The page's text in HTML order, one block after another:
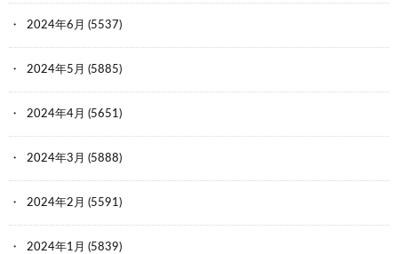
2024年6月 (5537)
2024年5月 (5885)
2024年4月 (5651)
2024年3月 (5888)
2024年2月 (5591)
2024年1月 (5839)